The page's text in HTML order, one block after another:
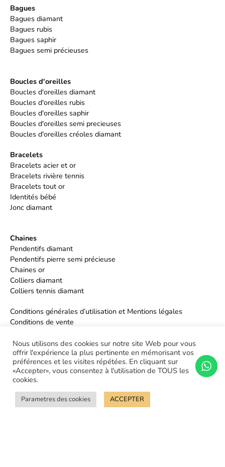
Bagues
Bagues diamant
Bagues rubis
Bagues saphir
Bagues semi précieuses
Boucles d'oreilles
Boucles d'oreilles diamant
Boucles d'oreilles rubis
Boucles d'oreilles saphir
Boucles d'oreilles semi precieuses
Boucles d'oreilles créoles diamant
Bracelets
Bracelets acier et or
Bracelets rivière tennis
Bracelets tout or
Identités bébé
Jonc diamant
Chaines
Pendentifs diamant
Pendentifs pierre semi précieuse
Chaines or
Colliers diamant
Colliers tennis diamant
Conditions générales d’utilisation et Mentions légales
Conditions de vente
Nous utilisons des cookies sur notre site Web pour vous
offrir l'expérience la plus pertinente en mémorisant vos
préférences et les visites répétées. En cliquant sur
«Accepter», vous consentez à l'utilisation de TOUS les
cookies.
Parametres des cookies ACCEPTER